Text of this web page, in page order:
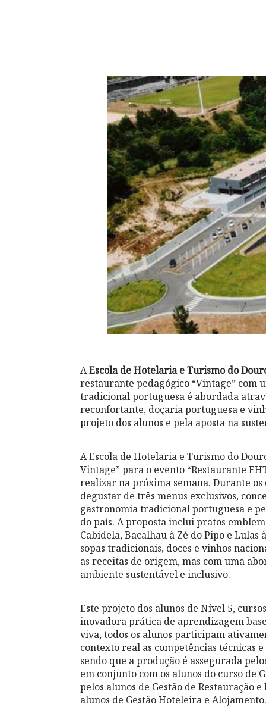
AEscola de Hotelaria e Turismo do
restaurante pedagógico “Vintage” com
tradicional portuguesa é abordada
reconfortante, doçaria portuguesa e
projeto dos alunos e pela aposta na
A Escola de Hotelaria e Turismo do
Vintage” para o evento “Restaurante
realizar na próxima semana. Durante os
degustar de três menus exclusivos,
gastronomia tradicional portuguesa e
do país. A proposta inclui pratos
Cabidela, Bacalhau à Zé do Pipo e
sopas tradicionais, doces e vinhos
as receitas de origem, mas com uma
ambiente sustentável e inclusivo.
Este projeto dos alunos de Nível 5,
inovadora prática de aprendizagem
viva, todos os alunos participam
contexto real as competências técnicas
sendo que a produção é assegurada
em conjunto com os alunos do curso de
pelos alunos de Gestão de Restauração
alunos de Gestão Hoteleira e Alojamento.